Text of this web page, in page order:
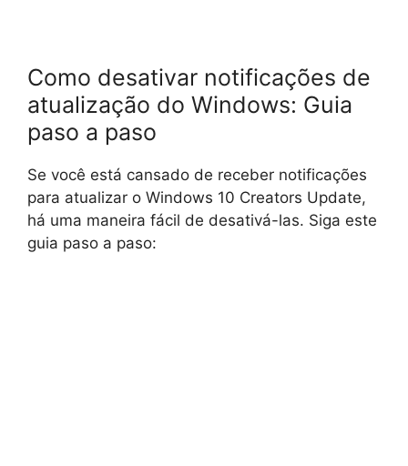
Como desativar notificações de
atualização do Windows: Guia
paso a paso
Se você está cansado de receber notificações
para atualizar o Windows 10 Creators Update,
há uma maneira fácil de desativá-las. Siga este
guia paso a paso: